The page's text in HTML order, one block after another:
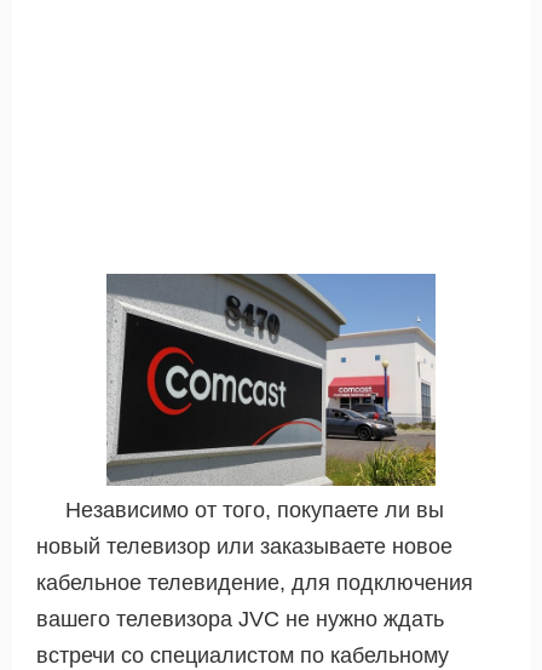
Независимо от того, покупаете ли вы
новый телевизор или заказываете новое
кабельное телевидение, для подключения
вашего телевизора JVC не нужно ждать
встречи со специалистом по кабельному